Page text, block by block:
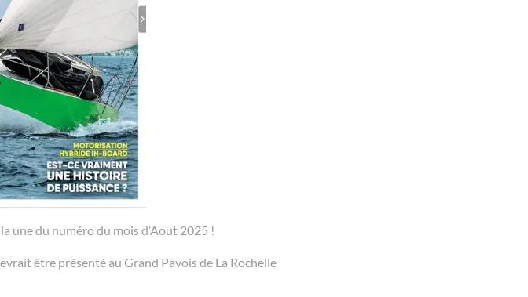
une du numéro du mois d’Aout 2025 !
être présenté au Grand Pavois de La Rochelle